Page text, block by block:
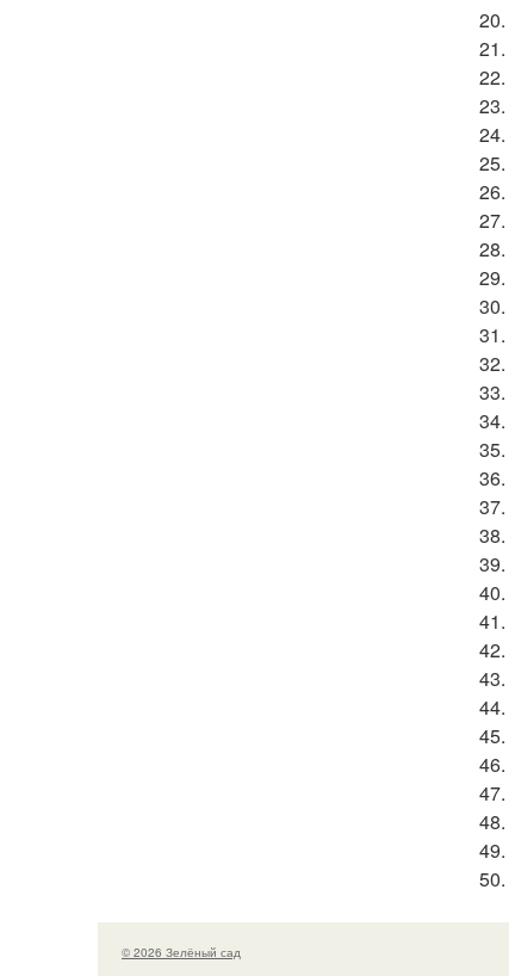
20.
21.
22.
23.
24.
25.
26.
27.
28.
29.
30.
31.
32.
33.
34.
35.
36.
37.
38.
39.
40.
41.
42.
43.
44.
45.
46.
47.
48.
49.
50.
© 2026 Зелёный сад